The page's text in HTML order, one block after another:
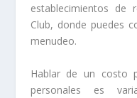
establecimientos de
Club, donde puedes
menudeo.
Hablar de un costo
personales es